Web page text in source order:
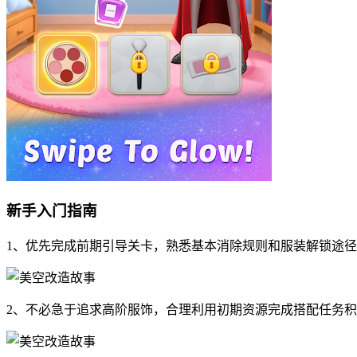
新手入门指南
1、优先完成前期引导关卡，熟悉基本消除规则和服装解锁途径
2、不必急于追求高阶服饰，合理利用初期资源完成搭配任务积